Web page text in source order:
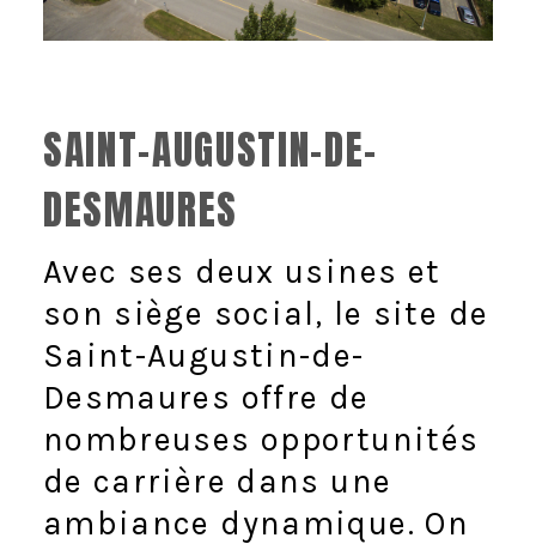
SAINT-AUGUSTIN-DE-
DESMAURES
Avec ses deux usines et
son siège social, le site de
Saint-Augustin-de-
Desmaures offre de
nombreuses opportunités
de carrière dans une
ambiance dynamique. On